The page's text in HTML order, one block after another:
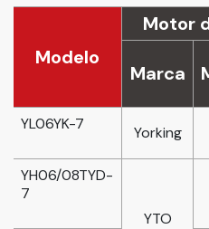
Modelo
Motor
Marca
YL06YK-7 Yorking
YH06/08TYD-
7
YTO